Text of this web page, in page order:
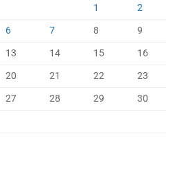
1
2
6 7 8
9
13 14 15
16
20 21 22
23
27 28 29
30